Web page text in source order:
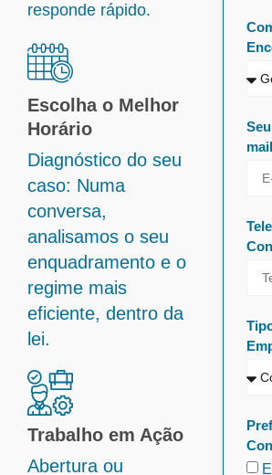
responde rápido.
Escolha o Melhor
Horário
Diagnóstico do seu
caso: Numa
conversa,
analisamos o seu
enquadramento e o
regime mais
eficiente, dentro da
lei.
Trabalho em Ação
Abertura ou
mail